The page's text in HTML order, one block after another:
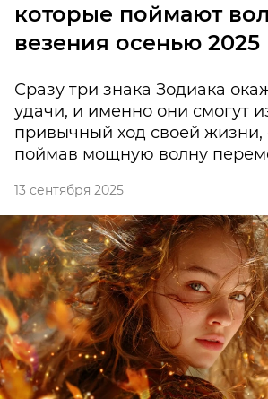
которые поймают
везения осенью 2025
Сразу три знака Зодиака
удачи, и именно они смогут
привычный ход своей жизни,
поймав мощную волну
13 сентября 2025